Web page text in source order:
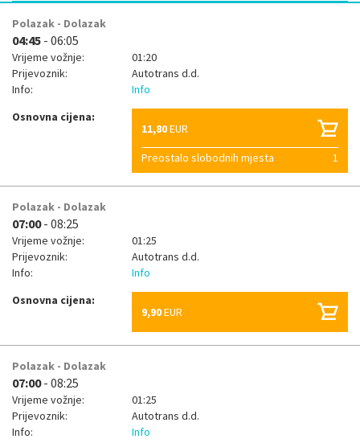
Polazak - Dolazak
04:45 - 06:05
Vrijeme vožnje:
01:20
Prijevoznik:
Autotrans d.d.
Info:
Info
Osnovna cijena:
11,80EUR
Preostalo slobodnih mjesta
1
Polazak - Dolazak
07:00- 08:25
Vrijeme vožnje:
01:25
Prijevoznik:
Autotrans d.d.
Info:
Info
Osnovna cijena:
9,90EUR
Polazak - Dolazak
07:00- 08:25
Vrijeme vožnje:
01:25
Prijevoznik:
Autotrans d.d.
Info:
Info